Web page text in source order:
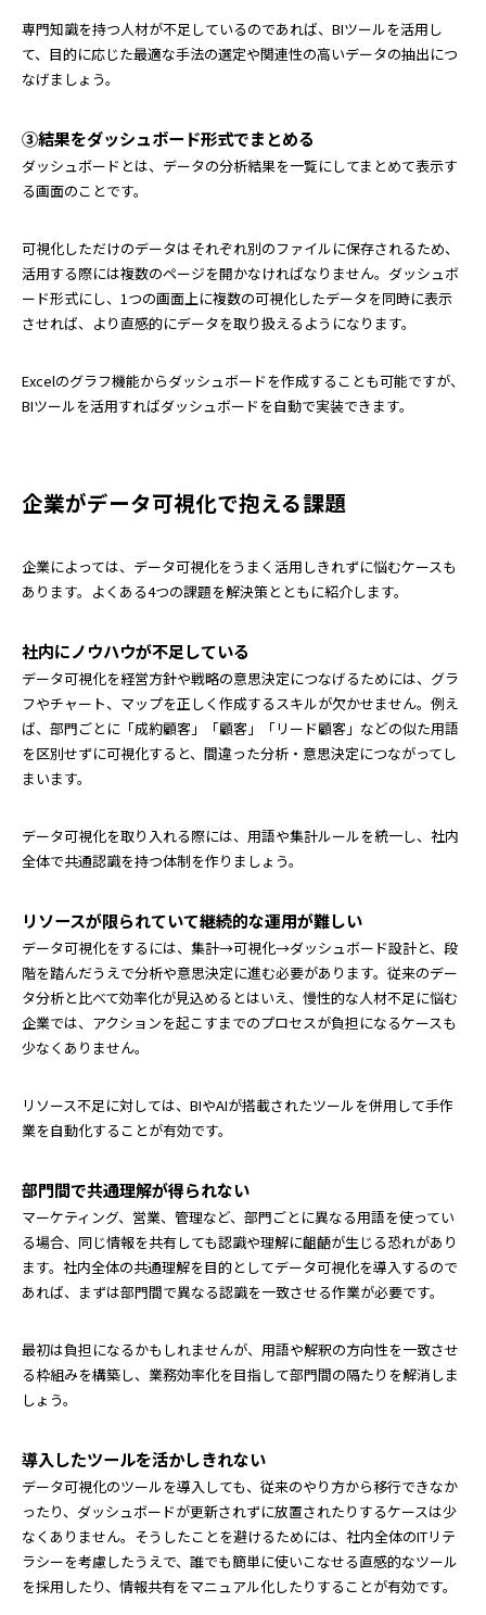
専門知識を持つ人材が不足しているのであれば、BIツールを活用し
て、目的に応じた最適な手法の選定や関連性の高いデータの抽出につ
なげましょう。
③結果をダッシュボード形式でまとめる
ダッシュボードとは、データの分析結果を一覧にしてまとめて表示す
る画面のことです。
可視化しただけのデータはそれぞれ別のファイルに保存されるため、
活用する際には複数のページを開かなければなりません。ダッシュボ
ード形式にし、1つの画面上に複数の可視化したデータを同時に表示
させれば、より直感的にデータを取り扱えるようになります。
Excelのグラフ機能からダッシュボードを作成することも可能ですが、
BIツールを活用すればダッシュボードを自動で実装できます。
企業がデータ可視化で抱える課題
企業によっては、データ可視化をうまく活用しきれずに悩むケースも
あります。よくある4つの課題を解決策とともに紹介します。
社内にノウハウが不足している
データ可視化を経営方針や戦略の意思決定につなげるためには、グラ
フやチャート、マップを正しく作成するスキルが欠かせません。例え
ば、部門ごとに「成約顧客」「顧客」「リード顧客」などの似た用語
を区別せずに可視化すると、間違った分析・意思決定につながってし
まいます。
データ可視化を取り入れる際には、用語や集計ルールを統一し、社内
全体で共通認識を持つ体制を作りましょう。
リソースが限られていて継続的な運用が難しい
データ可視化をするには、集計→可視化→ダッシュボード設計と、段
階を踏んだうえで分析や意思決定に進む必要があります。従来のデー
タ分析と比べて効率化が見込めるとはいえ、慢性的な人材不足に悩む
企業では、アクションを起こすまでのプロセスが負担になるケースも
少なくありません。
リソース不足に対しては、BIやAIが搭載されたツールを併用して手作
業を自動化することが有効です。
部門間で共通理解が得られない
マーケティング、営業、管理など、部門ごとに異なる用語を使ってい
る場合、同じ情報を共有しても認識や理解に齟齬が生じる恐れがあり
ます。社内全体の共通理解を目的としてデータ可視化を導入するので
あれば、まずは部門間で異なる認識を一致させる作業が必要です。
最初は負担になるかもしれませんが、用語や解釈の方向性を一致させ
る枠組みを構築し、業務効率化を目指して部門間の隔たりを解消しま
しょう。
導入したツールを活かしきれない
データ可視化のツールを導入しても、従来のやり方から移行できなか
ったり、ダッシュボードが更新されずに放置されたりするケースは少
なくありません。そうしたことを避けるためには、社内全体のITリテ
ラシーを考慮したうえで、誰でも簡単に使いこなせる直感的なツール
を採用したり、情報共有をマニュアル化したりすることが有効です。